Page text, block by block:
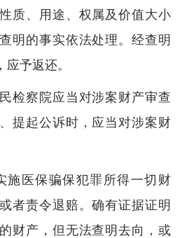
质、用途、权属及价值大小
明的事实依法处理。经查明
予返还。
察院应当对涉案财产审查
提起公诉时，应当对涉案财
医保骗保犯罪所得一切财
者责令退赔。确有证据证明
财产，但无法查明去向，或